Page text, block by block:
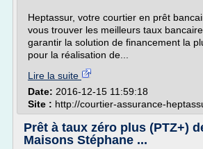
Heptassur, votre courtier en prêt
vous trouver les meilleurs taux
garantir la solution de financement la
pour la réalisation de...
Lire la suite
Date: 2016-12-15 11:59:18
Site : http://courtier-assurance-
Prêt à taux zéro plus (PTZ+)
Maisons Stéphane ...